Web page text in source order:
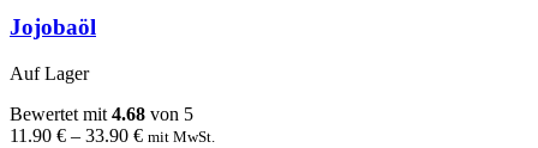
Jojobaöl
Auf Lager
Bewertet mit 4.68 von 5
11.90 € – 33.90 € mit MwSt.